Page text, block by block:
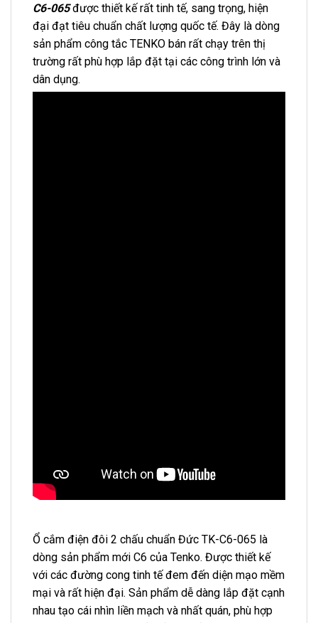
C6-065 được thiết kế rất tinh tế, sang trọng, hiện
đại đạt tiêu chuẩn chất lượng quốc tế. Đây là dòng
sản phẩm công tắc TENKO bán rất chạy trên thị
trường rất phù hợp lắp đặt tại các công trình lớn và
dân dụng.
Ổ cắm điện đôi 2 chấu chuẩn Đức TK-C6-065 là
dòng sản phẩm mới C6 của Tenko. Được thiết kế
với các đường cong tinh tế đem đến diện mạo mềm
mại và rất hiện đại. Sản phẩm dễ dàng lắp đặt cạnh
nhau tạo cái nhìn liền mạch và nhất quán, phù hợp